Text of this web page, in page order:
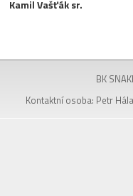
Kamil Vašťák sr.
BK
Kontaktní osoba: Petr